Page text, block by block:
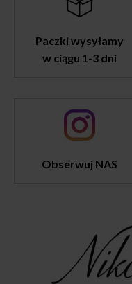
Paczki wysyłamy
w ciągu 1-3 dni
Obserwuj NAS